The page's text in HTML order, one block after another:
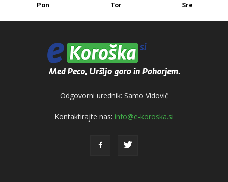
Pon
Tor
Sre
Odgovorni urednik: Samo Vidovič
Kontaktirajte nas: info@e-koroska.si